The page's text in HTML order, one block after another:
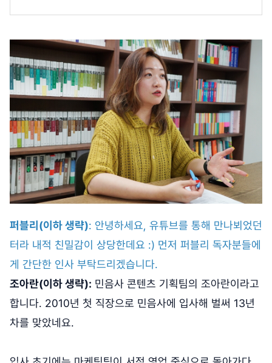
퍼블리(이하 생략): 안녕하세요, 유튜브를 통해 만나뵈었던
터라 내적 친밀감이 상당한데요 :) 먼저 퍼블리 독자분들에
게 간단한 인사 부탁드리겠습니다.
조아란(이하 생략): 민음사 콘텐츠 기획팀의 조아란이라고
합니다. 2010년 첫 직장으로 민음사에 입사해 벌써 13년
차를 맞았네요.